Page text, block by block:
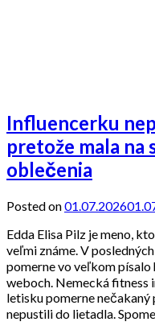
Influencerku
pretože mala na
oblečenia
Posted on01.07.2026
Edda Elisa Pilz je meno,
veľmi známe. V
pomerne vo veľkom písalo
weboch. Nemecká fitness
letisku pomerne
nepustili do lietadla.